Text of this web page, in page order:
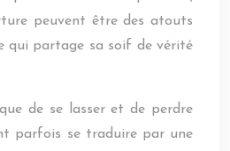
peuvent être des atouts
qui partage sa soif de vérité
de se lasser et de perdre
parfois se traduire par une